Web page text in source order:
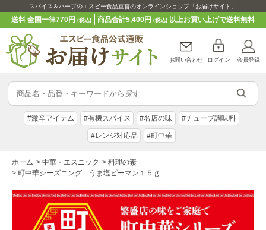
スパイス＆ハーブのエスビー食品直営のオンラインショップ「お届けサイト」
送料 全国一律770円(税込) 商品合計5,400円 (税込)以上お買い上げで送料無料
お問い合わせ ログイン 会員登録
#激辛アイテム #有機スパイス #名店の味 #チューブ調味料
#レンジ対応品 #町中華
ホーム > 中華・エスニック > 料理の素
> 町中華シーズニング うま塩ピーマン１５ｇ